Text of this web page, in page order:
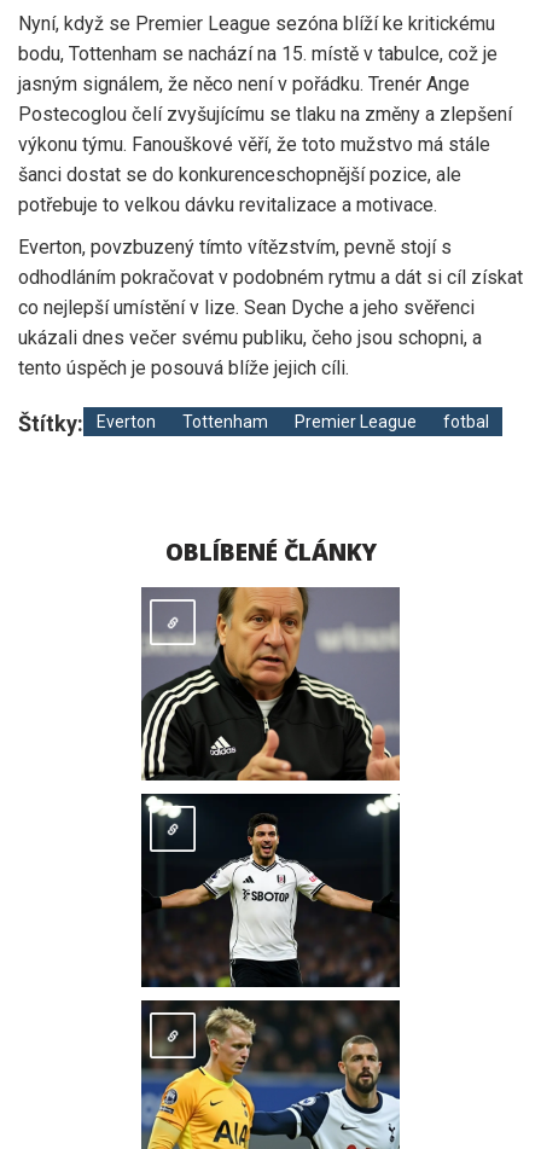
Nyní, když se Premier League sezóna blíží ke kritickému
bodu, Tottenham se nachází na 15. místě v tabulce, což je
jasným signálem, že něco není v pořádku. Trenér Ange
Postecoglou čelí zvyšujícímu se tlaku na změny a zlepšení
výkonu týmu. Fanouškové věří, že toto mužstvo má stále
šanci dostat se do konkurenceschopnější pozice, ale
potřebuje to velkou dávku revitalizace a motivace.
Everton, povzbuzený tímto vítězstvím, pevně stojí s
odhodláním pokračovat v podobném rytmu a dát si cíl získat
co nejlepší umístění v lize. Sean Dyche a jeho svěřenci
ukázali dnes večer svému publiku, čeho jsou schopni, a
tento úspěch je posouvá blíže jejich cíli.
Štítky: Everton Tottenham Premier League fotbal
OBLÍBENÉ ČLÁNKY